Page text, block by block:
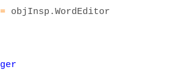
= objInsp.WordEditor